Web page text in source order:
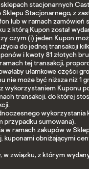
stacjonarnych
Stacjonarnego, z
lub w ramach zamówień
z którą Kupon został
czym (i) jeden Kupon
do jednej transakcji
i kwoty 81 złotych
tej transakcji,
ułamkowe części
może być niższa niż
Kuponu
transakcji, do której
przypadku sumowana).
ramach zakupów w
obniżającymi
związku, z którym